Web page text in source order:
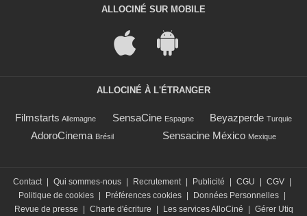
ALLOCINÉ SUR MOBILE
ALLOCINÉ À L'ÉTRANGER
Filmstarts Allemagne SensaCine Espagne Beyazperde Turquie
AdoroCinema Brésil Sensacine México Mexique
Contact Qui sommes-nous Recrutement Publicité CGU CGV
Politique de cookies
Préférences cookies Données Personnelles
Revue de presse
Charte d'écriture Les services AlloCiné Gérer Utiq